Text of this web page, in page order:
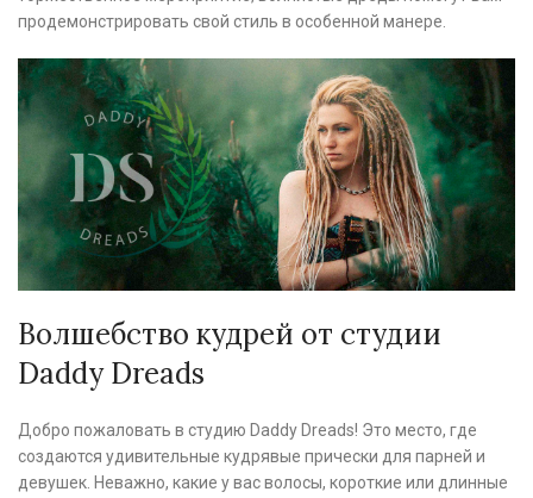
продемонстрировать свой стиль в особенной манере.
Волшебство кудрей от студии
Daddy Dreads
Добро пожаловать в студию Daddy Dreads! Это место, где
создаются удивительные кудрявые прически для парней и
девушек. Неважно, какие у вас волосы, короткие или длинные